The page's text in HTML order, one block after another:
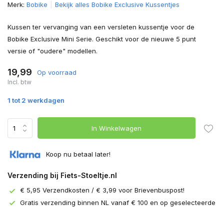
Merk: Bobike Bekijk alles Bobike Exclusive Kussentjes
Kussen ter vervanging van een versleten kussentje voor de
Bobike Exclusive Mini Serie. Geschikt voor de nieuwe 5 punt
versie of "oudere" modellen.
19,99 Op voorraad
Incl. btw
1 tot 2 werkdagen
In Winkelwagen
Koop nu betaal later!
Verzending bij Fiets-Stoeltje.nl
€ 5,95 Verzendkosten / € 3,99 voor Brievenbuspost!
Gratis verzending binnen NL vanaf € 100 en op geselecteerde